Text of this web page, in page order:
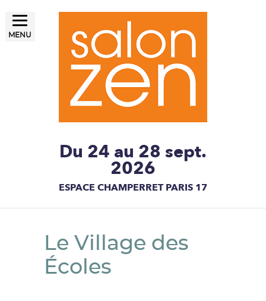
Du 24 au 28 sept.
2026
ESPACE CHAMPERRET PARIS 17
Le Village des
Écoles
MENU